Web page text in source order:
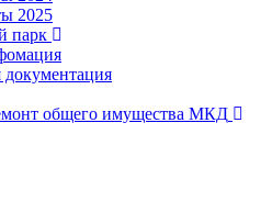
2025
парк
документация
общего имущества МКД